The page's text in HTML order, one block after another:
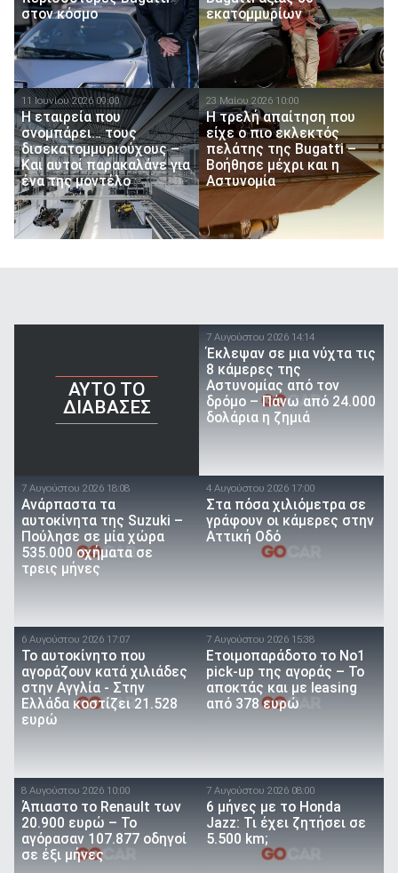
στον κόσμο
εκατομμυρίων
11 Ιουνίου 2026 09:00
Η εταιρεία που
σνομπάρει… τους
δισεκατομμυριούχους –
Και αυτοί παρακαλάνε για
ένα της μοντέλο
23 Μαίου 2026 10:00
Η τρελή απαίτηση που
είχε ο πιο εκλεκτός
πελάτης της Bugatti –
Βοήθησε μέχρι και η
Αστυνομία
AYTO TO
ΔΙΑΒΑΣΕΣ
7 Αυγούστου 2026 14:14
Έκλεψαν σε μια νύχτα τις
8 κάμερες της
Αστυνομίας από τον
δρόμο – Πάνω από 24.000
δολάρια η ζημιά
7 Αυγούστου 2026 18:08
Ανάρπαστα τα
αυτοκίνητα της Suzuki –
Πούλησε σε μία χώρα
535.000 οχήματα σε
τρεις μήνες
4 Αυγούστου 2026 17:00
Στα πόσα χιλιόμετρα σε
γράφουν οι κάμερες στην
Αττική Οδό
6 Αυγούστου 2026 17:07
To αυτοκίνητο που
αγοράζουν κατά χιλιάδες
στην Αγγλία - Στην
Ελλάδα κοστίζει 21.528
ευρώ
7 Αυγούστου 2026 15:38
Ετοιμοπαράδοτο το Νο1
pick-up της αγοράς – Το
αποκτάς και με leasing
από 378 ευρώ
8 Αυγούστου 2026 10:00
Άπιαστο το Renault των
20.900 ευρώ – Το
αγόρασαν 107.877 οδηγοί
σε έξι μήνες
7 Αυγούστου 2026 08:00
6 μήνες με το Honda
Jazz: Τι έχει ζητήσει σε
5.500 km;